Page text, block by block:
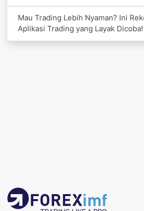
Mau Trading Lebih Nyaman? Ini
Aplikasi Trading yang Layak Dicoba!